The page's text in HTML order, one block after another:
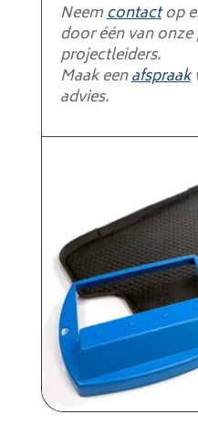
Neemcontactop
door één van
projectleiders.
Maak eenafspraak
advies.